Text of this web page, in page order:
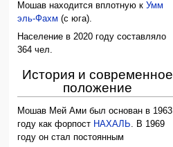
Мошав находится вплотную кУмм
эль-Фахм (с юга).
Население в 2020 году составляло
364 чел.
История и современное
положение
Мошав Мей Ами был основан в 1963
году как форпост НАХАЛЬ. В 1969
году он стал постоянным